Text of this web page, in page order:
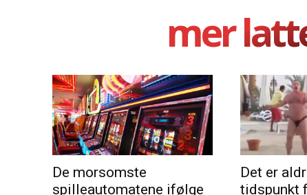
mer
De morsomste
spilleautomatene ifølge
Det er
tidspunkt